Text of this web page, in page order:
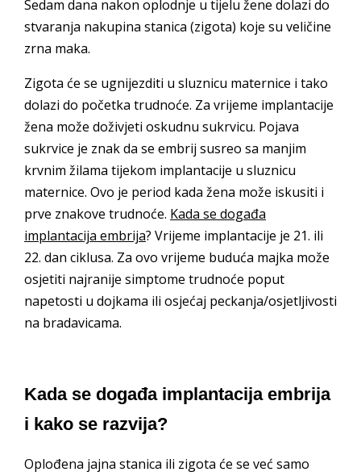
Sedam dana nakon oplodnje u tijelu žene dolazi do
stvaranja nakupina stanica (zigota) koje su veličine
zrna maka.
Zigota će se ugnijezditi u sluznicu maternice i tako
dolazi do početka trudnoće. Za vrijeme implantacije
žena može doživjeti oskudnu sukrvicu. Pojava
sukrvice je znak da se embrij susreo sa manjim
krvnim žilama tijekom implantacije u sluznicu
maternice. Ovo je period kada žena može iskusiti i
prve znakove trudnoće. Kada se događa
implantacija embrija? Vrijeme implantacije je 21. ili
22. dan ciklusa. Za ovo vrijeme buduća majka može
osjetiti najranije simptome trudnoće poput
napetosti u dojkama ili osjećaj peckanja/osjetljivosti
na bradavicama.
Kada se događa implantacija embrija
i kako se razvija?
Oplođena jajna stanica ili zigota će se već samo